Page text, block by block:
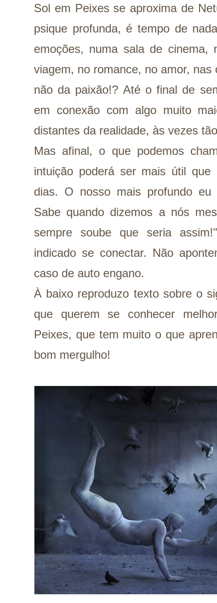
Sol em Peixes se aproxima de
psique profunda, é tempo de
emoções, numa sala de cinema,
viagem, no romance, no amor,
não da paixão!? Até o final de
em conexão com algo muito
distantes da realidade, às vezes
Mas afinal, o que podemos
intuição poderá ser mais útil que
dias. O nosso mais profundo
Sabe quando dizemos a nós
sempre soube que seria
indicado se conectar. Não
caso de auto engano.
À baixo reproduzo texto sobre o
que querem se conhecer
Peixes, que tem muito o que
bom mergulho!